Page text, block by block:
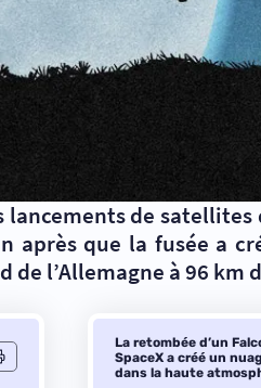
lancements de satellites
après que la fusée a
de l’Allemagne à 96 km
La retombée d’un
SpaceX a créé un
dans la haute